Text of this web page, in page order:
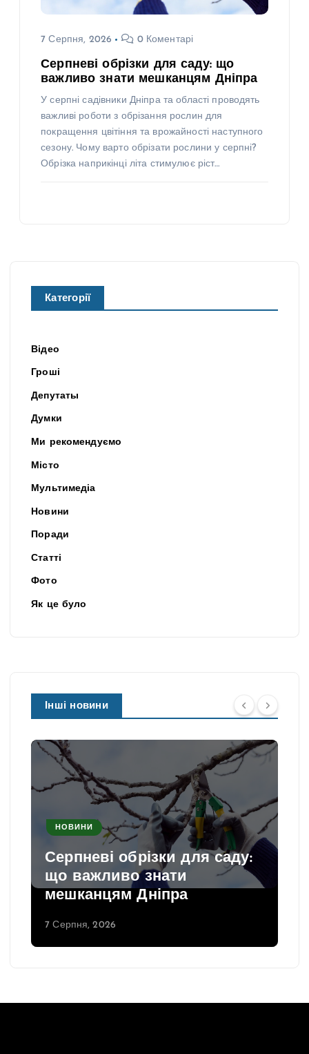
7 Серпня, 2026 0 Коментарі
Серпневі обрізки для саду: що
важливо знати мешканцям Дніпра
У серпні садівники Дніпра та області проводять
важливі роботи з обрізання рослин для
покращення цвітіння та врожайності наступного
сезону. Чому варто обрізати рослини у серпні?
Обрізка наприкінці літа стимулює ріст…
Категорії
Відео
Гроші
Депутаты
Думки
Ми рекомендуємо
Місто
Мультимедіа
Новини
Поради
Статті
Фото
Як це було
Інші новини
НОВИНИ
Серпневі обрізки для саду:
що важливо знати
мешканцям Дніпра
7 Серпня, 2026